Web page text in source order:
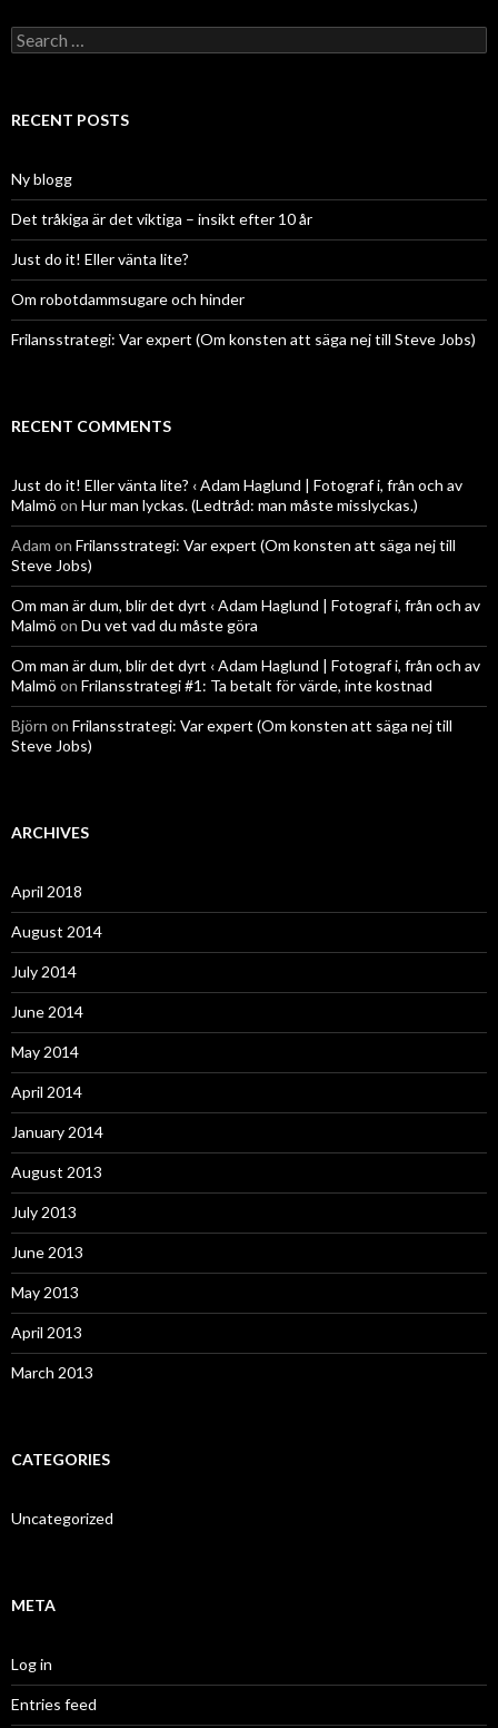
Search
for:
RECENT POSTS
Ny blogg
Det tråkiga är det viktiga – insikt efter 10 år
Just do it! Eller vänta lite?
Om robotdammsugare och hinder
Frilansstrategi: Var expert (Om konsten att säga nej till Steve Jobs)
RECENT COMMENTS
Just do it! Eller vänta lite? ‹ Adam Haglund | Fotograf i, från och av
Malmö on Hur man lyckas. (Ledtråd: man måste misslyckas.)
Adam on Frilansstrategi: Var expert (Om konsten att säga nej till
Steve Jobs)
Om man är dum, blir det dyrt ‹ Adam Haglund | Fotograf i, från och av
Malmö on Du vet vad du måste göra
Om man är dum, blir det dyrt ‹ Adam Haglund | Fotograf i, från och av
Malmö on Frilansstrategi #1: Ta betalt för värde, inte kostnad
Björn on Frilansstrategi: Var expert (Om konsten att säga nej till
Steve Jobs)
ARCHIVES
April 2018
August 2014
July 2014
June 2014
May 2014
April 2014
January 2014
August 2013
July 2013
June 2013
May 2013
April 2013
March 2013
CATEGORIES
Uncategorized
META
Log in
Entries feed